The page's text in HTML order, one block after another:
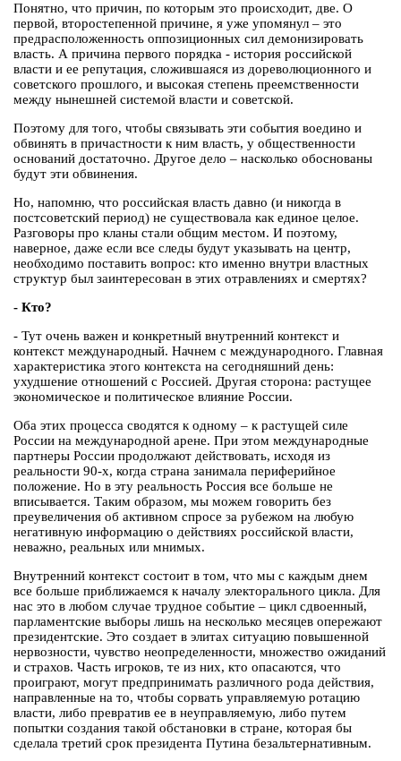
Понятно, что причин, по которым это происходит, две. О
первой, второстепенной причине, я уже упомянул – это
предрасположенность оппозиционных сил демонизировать
власть. А причина первого порядка - история российской
власти и ее репутация, сложившаяся из дореволюционного и
советского прошлого, и высокая степень преемственности
между нынешней системой власти и советской.
Поэтому для того, чтобы связывать эти события воедино и
обвинять в причастности к ним власть, у общественности
оснований достаточно. Другое дело – насколько обоснованы
будут эти обвинения.
Но, напомню, что российская власть давно (и никогда в
постсоветский период) не существовала как единое целое.
Разговоры про кланы стали общим местом. И поэтому,
наверное, даже если все следы будут указывать на центр,
необходимо поставить вопрос: кто именно внутри властных
структур был заинтересован в этих отравлениях и смертях?
- Кто?
- Тут очень важен и конкретный внутренний контекст и
контекст международный. Начнем с международного. Главная
характеристика этого контекста на сегодняшний день:
ухудшение отношений с Россией. Другая сторона: растущее
экономическое и политическое влияние России.
Оба этих процесса сводятся к одному – к растущей силе
России на международной арене. При этом международные
партнеры России продолжают действовать, исходя из
реальности 90-х, когда страна занимала периферийное
положение. Но в эту реальность Россия все больше не
вписывается. Таким образом, мы можем говорить без
преувеличения об активном спросе за рубежом на любую
негативную информацию о действиях российской власти,
неважно, реальных или мнимых.
Внутренний контекст состоит в том, что мы с каждым днем
все больше приближаемся к началу электорального цикла. Для
нас это в любом случае трудное событие – цикл сдвоенный,
парламентские выборы лишь на несколько месяцев опережают
президентские. Это создает в элитах ситуацию повышенной
нервозности, чувство неопределенности, множество ожиданий
и страхов. Часть игроков, те из них, кто опасаются, что
проиграют, могут предпринимать различного рода действия,
направленные на то, чтобы сорвать управляемую ротацию
власти, либо превратив ее в неуправляемую, либо путем
попытки создания такой обстановки в стране, которая бы
сделала третий срок президента Путина безальтернативным.